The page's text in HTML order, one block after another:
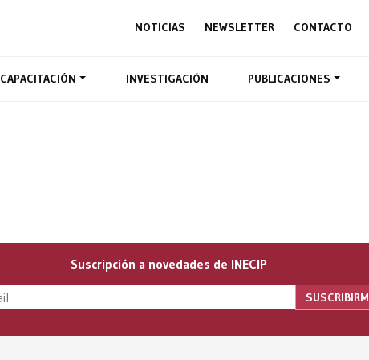
NOTICIAS NEWSLETTER CONTACTO
CAPACITACIÓN INVESTIGACIÓN PUBLICACIONES
Suscripción a novedades de INECIP